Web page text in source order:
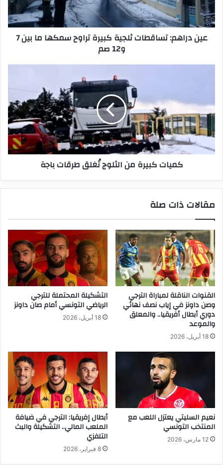
سمكها
ما
بين
عين دراهم: تساقطات ثلجية كبيرة تراوح سمكها ما بين 7
و12 صم
تُغلق
طرقات
باجة
كميات كبيرة من الثلوج تُغلق طرقات باجة
مقالات ذات صلة
القنوات الناقلة لمباراة الترجي
وصن داونز في إياب نصف نهائي
دوري أبطال أفريقيا.. والمعلق
والموعد
18 أبريل، 2026
التشكيلة المحتملة للترجي
الرياضي التونسي أمام صان داونز
18 أبريل، 2026
نعيم السليتي يعتزل اللعب مع
المنتخب التونسي
12 مارس، 2026
أبطال إفريقيا: الترجي في ضيافة
الملعب المالي.. التشكيلة والبث
التلفزي
8 فبراير، 2026